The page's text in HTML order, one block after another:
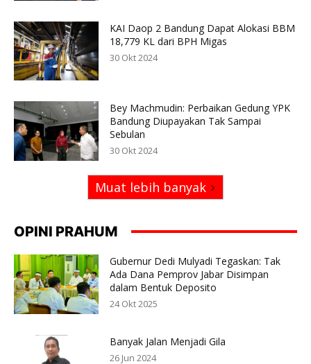
KAI Daop 2 Bandung Dapat Alokasi BBM
18,779 KL dari BPH Migas
30 Okt 2024
Bey Machmudin: Perbaikan Gedung YPK
Bandung Diupayakan Tak Sampai
Sebulan
30 Okt 2024
Muat lebih banyak
OPINI PRAHUM
Gubernur Dedi Mulyadi Tegaskan: Tak
Ada Dana Pemprov Jabar Disimpan
dalam Bentuk Deposito
24 Okt 2025
Banyak Jalan Menjadi Gila
26 Jun 2024